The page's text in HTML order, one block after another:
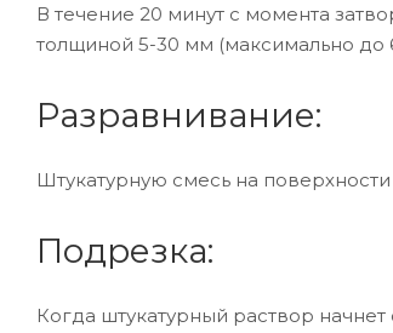
В течение 20 минут с момента
толщиной 5-30 мм (максимально до
Разравнивание:
Штукатурную смесь на
Подрезка:
Когда штукатурный раствор